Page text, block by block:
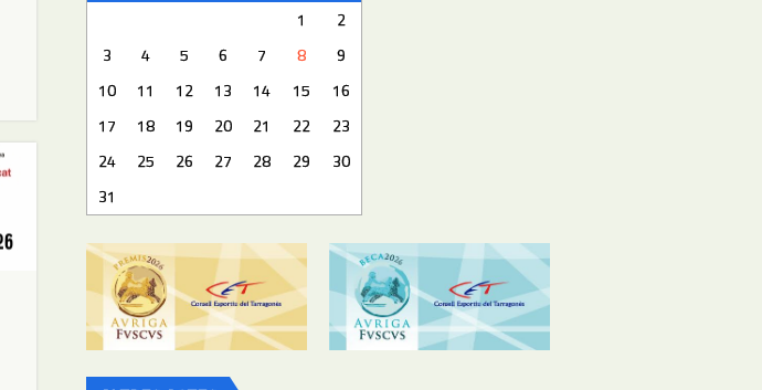
1
2
3
4 5 6 7 8
9
10
11 12 13 14 15
16
17
18 19 20 21 22
23
24
25 26 27 28 29
30
31